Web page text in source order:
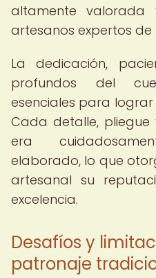
altamente
artesanos expertos de
La dedicación,
profundos del
esenciales para
Cada detalle,
era
elaborado, lo que
artesanal su
excelencia.
Desafíos y
patronaje